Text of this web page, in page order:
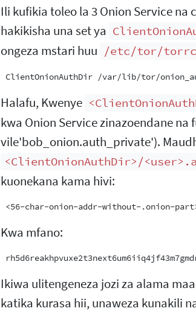
Ili kufikia toleo la 3 Onion Service
hakikisha una set ya
ongeza mstari huu
/etc/tor/torrc
Halafu, Kwenye
kwa Onion Service zinazoendane na
vile'bob_onion.auth_private').
<ClientOnionAuthDir>/
kuonekana kama hivi:
Kwa mfano:
Ikiwa ulitengeneza jozi za alama
katika kurasa hii, unaweza kunakili